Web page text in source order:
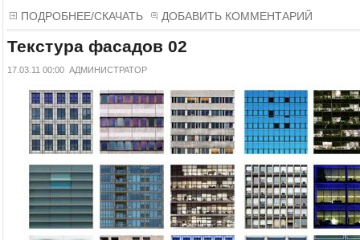
ПОДРОБНЕЕ/СКАЧАТЬ ДОБАВИТЬ КОММЕНТАРИЙ
Текстура фасадов 02
17.03.11 00:00 АДМИНИСТРАТОР